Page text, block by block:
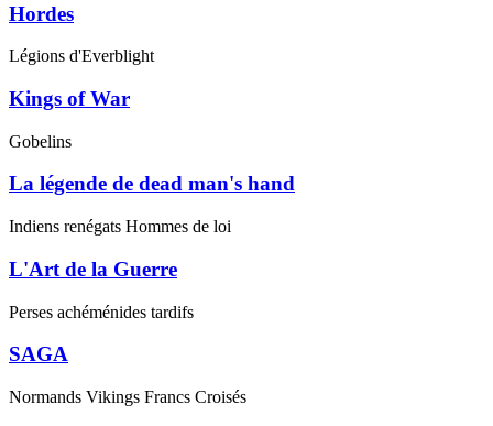
Hordes
Légions d'Everblight
Kings of War
Gobelins
La légende de dead man's hand
Indiens renégats Hommes de loi
L'Art de la Guerre
Perses achéménides tardifs
SAGA
Normands Vikings Francs Croisés